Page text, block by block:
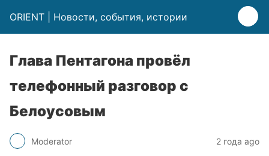
ORIENT | Новости, события, истории
Глава Пентагона провёл
телефонный разговор с
Белоусовым
Moderator 2 года ago